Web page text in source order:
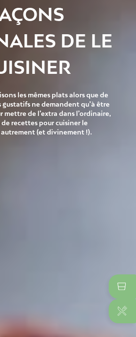
DE LE
les mêmes plats alors que de
ne demandent qu’à être
mettre de l’extra dans l’ordinaire,
recettes pour cuisiner le
(et divinement !).